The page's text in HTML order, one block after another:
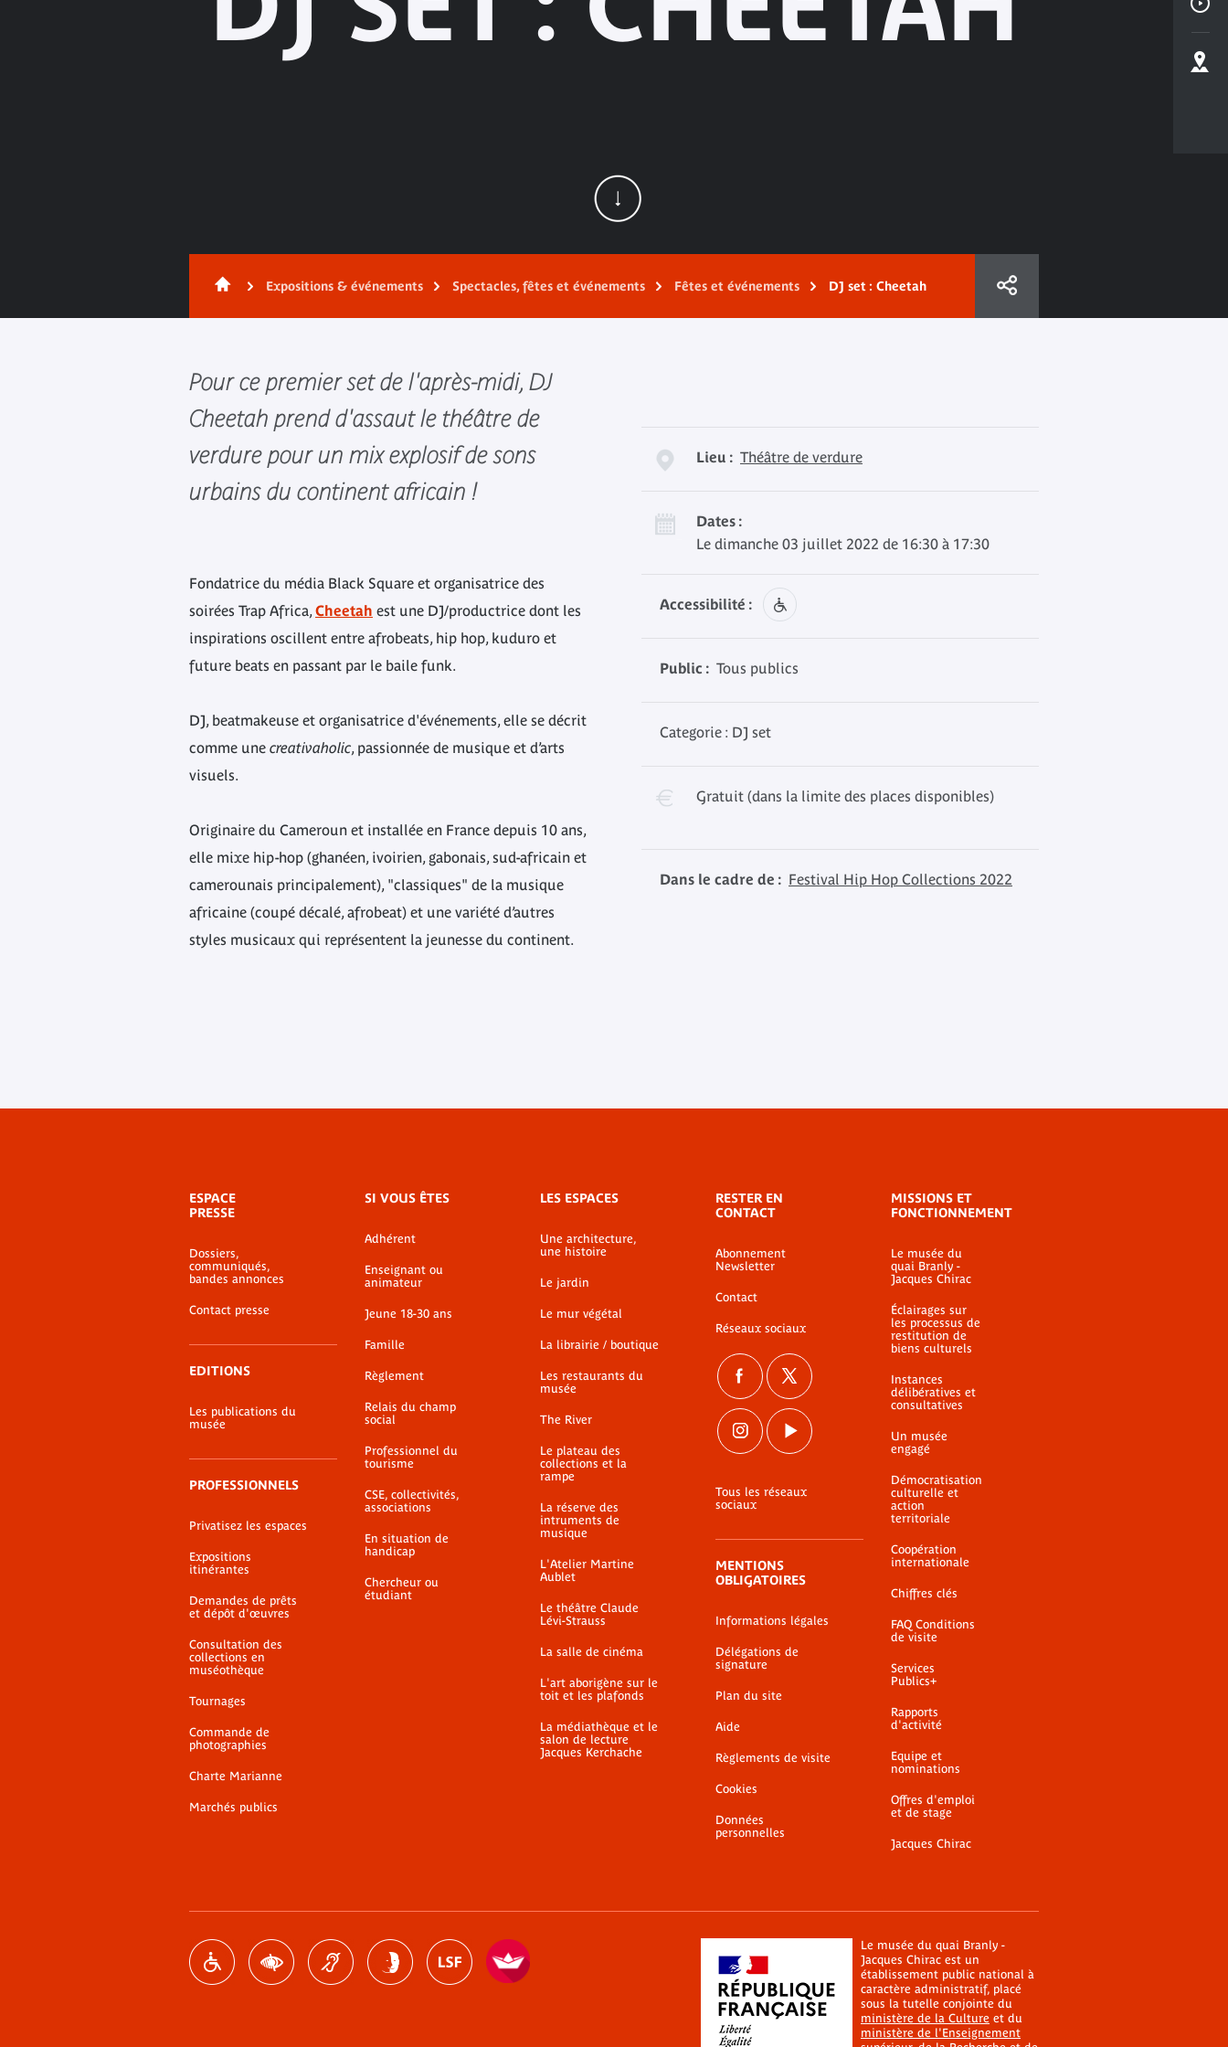
Expositions & événements Spectacles, fêtes et événements Fêtes et événements DJ set : Cheetah
Pour ce premier set de l'après-midi, DJ
Cheetah prend d'assaut le théâtre de
verdure pour un mix explosif de sons
urbains du continent africain !
Fondatrice du média Black Square et organisatrice des
soirées Trap Africa,Cheetah est une DJ/productrice dont les
inspirations oscillent entre afrobeats, hip hop, kuduro et
future beats en passant par le baile funk.
DJ, beatmakeuse et organisatrice d'événements, elle se décrit
comme une creativaholic, passionnée de musique et d’arts
visuels.
Originaire du Cameroun et installée en France depuis 10 ans,
elle mixe hip-hop (ghanéen, ivoirien, gabonais, sud-africain et
camerounais principalement), "classiques" de la musique
africaine (coupé décalé, afrobeat) et une variété d’autres
styles musicaux qui représentent la jeunesse du continent.
Lieu : Théâtre de verdure
Dates :
Le dimanche 03 juillet 2022 de 16:30 à 17:30
Accessibilité :
Public : Tous publics
Categorie : DJ set
Gratuit (dans la limite des places disponibles)
Dans le cadre de : Festival Hip Hop Collections 2022
de
bas-
page
ESPACE
PRESSE
Dossiers,
communiqués,
bandes annonces
Contact presse
EDITIONS
Les publications du
musée
PROFESSIONNELS
Privatisez les espaces
Expositions
itinérantes
Demandes de prêts
et dépôt d'œuvres
Consultation des
collections en
muséothèque
Tournages
Commande de
photographies
Charte Marianne
Marchés publics
SI VOUS ÊTES
Adhérent
Enseignant ou
animateur
Jeune 18-30 ans
Famille
Règlement
Relais du champ
social
Professionnel du
tourisme
CSE, collectivités,
associations
En situation de
handicap
Chercheur ou
étudiant
LES ESPACES
Une architecture,
une histoire
Le jardin
Le mur végétal
La librairie / boutique
Les restaurants du
musée
The River
Le plateau des
collections et la
rampe
La réserve des
intruments de
musique
L'Atelier Martine
Aublet
Le théâtre Claude
Lévi-Strauss
La salle de cinéma
L'art aborigène sur le
toit et les plafonds
La médiathèque et le
salon de lecture
Jacques Kerchache
RESTER EN
CONTACT
Abonnement
Newsletter
Contact
Réseaux sociaux
Tous les réseaux
sociaux
MENTIONS
OBLIGATOIRES
Informations légales
Délégations de
signature
Plan du site
Aide
Règlements de visite
Cookies
Données
personnelles
MISSIONS ET
FONCTIONNEMENT
Le musée du
quai Branly -
Jacques Chirac
Éclairages sur
les processus de
restitution de
biens culturels
Instances
délibératives et
consultatives
Un musée
engagé
Démocratisation
culturelle et
action
territoriale
Coopération
internationale
Chiffres clés
FAQ Conditions
de visite
Services
Publics+
Rapports
d'activité
Equipe et
nominations
Offres d'emploi
et de stage
Jacques Chirac
Le musée du quai Branly -
Jacques Chirac est un
établissement public national à
caractère administratif, placé
sous la tutelle conjointe du
ministère de la Culture et du
ministère de l'Enseignement